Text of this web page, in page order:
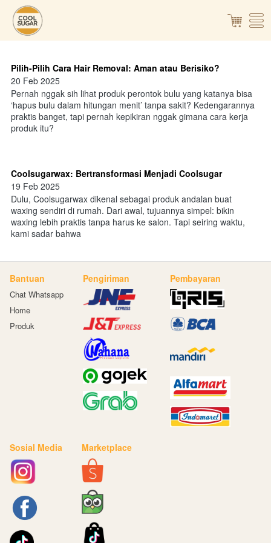
Pilih-Pilih Cara Hair Removal: Aman atau Berisiko?
20 Feb 2025
Pernah nggak sih lihat produk perontok bulu yang katanya bisa
‘hapus bulu dalam hitungan menit’ tanpa sakit? Kedengarannya
praktis banget, tapi pernah kepikiran nggak gimana cara kerja
produk itu?
Coolsugarwax: Bertransformasi Menjadi Coolsugar
19 Feb 2025
Dulu, Coolsugarwax dikenal sebagai produk andalan buat
waxing sendiri di rumah. Dari awal, tujuannya simpel: bikin
waxing lebih praktis tanpa harus ke salon. Tapi seiring waktu,
kami sadar bahwa
Bantuan
Chat Whatsapp
Home
Produk
Pengiriman Pembayaran
Sosial Media Marketplace